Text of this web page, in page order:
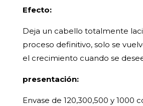
Efecto:
Deja un cabello totalmente
proceso definitivo, solo se
el crecimiento cuando se
presentación:
Envase de 120,300,500 y 1000